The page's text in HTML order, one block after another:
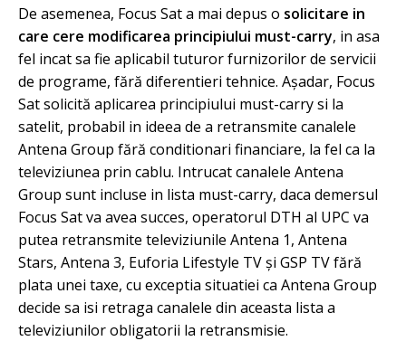
De asemenea, Focus Sat a mai depus o solicitare in
care cere modificarea principiului must-carry, in asa
fel incat sa fie aplicabil tuturor furnizorilor de servicii
de programe, fără diferentieri tehnice. Așadar, Focus
Sat solicită aplicarea principiului must-carry si la
satelit, probabil in ideea de a retransmite canalele
Antena Group fără conditionari financiare, la fel ca la
televiziunea prin cablu. Intrucat canalele Antena
Group sunt incluse in lista must-carry, daca demersul
Focus Sat va avea succes, operatorul DTH al UPC va
putea retransmite televiziunile Antena 1, Antena
Stars, Antena 3, Euforia Lifestyle TV și GSP TV fără
plata unei taxe, cu exceptia situatiei ca Antena Group
decide sa isi retraga canalele din aceasta lista a
televiziunilor obligatorii la retransmisie.